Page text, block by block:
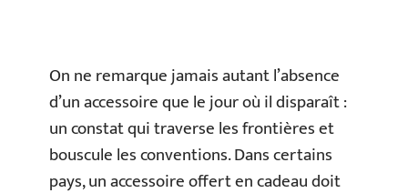
On ne remarque jamais autant l’absence
d’un accessoire que le jour où il disparaît :
un constat qui traverse les frontières et
bouscule les conventions. Dans certains
pays, un accessoire offert en cadeau doit